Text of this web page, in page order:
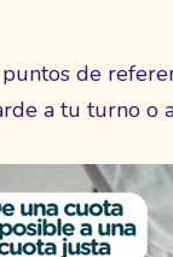
de
a tu turno